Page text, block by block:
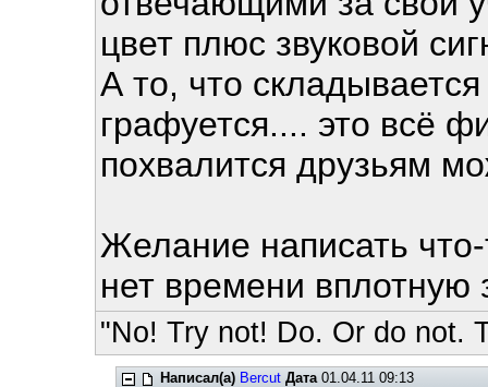
цвет плюс звуковой
А то, что
графуется.... это всё
похвалится друзьям
Желание написать
нет времени вплотную
"No! Try not! Do. Or do not.
Написал(а) Bercut Дата01.04.11 09:13